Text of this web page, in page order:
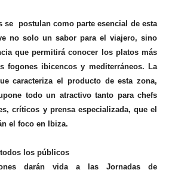
se postulan como parte esencial de esta
no solo un sabor para el viajero, sino
que permitirá conocer los platos más
fogones ibicencos y mediterráneos. La
caracteriza el producto de esta zona,
todo un atractivo tanto para chefs
críticos y prensa especializada, que el
el foco en Ibiza.
todos los públicos
darán vida a las Jornadas de